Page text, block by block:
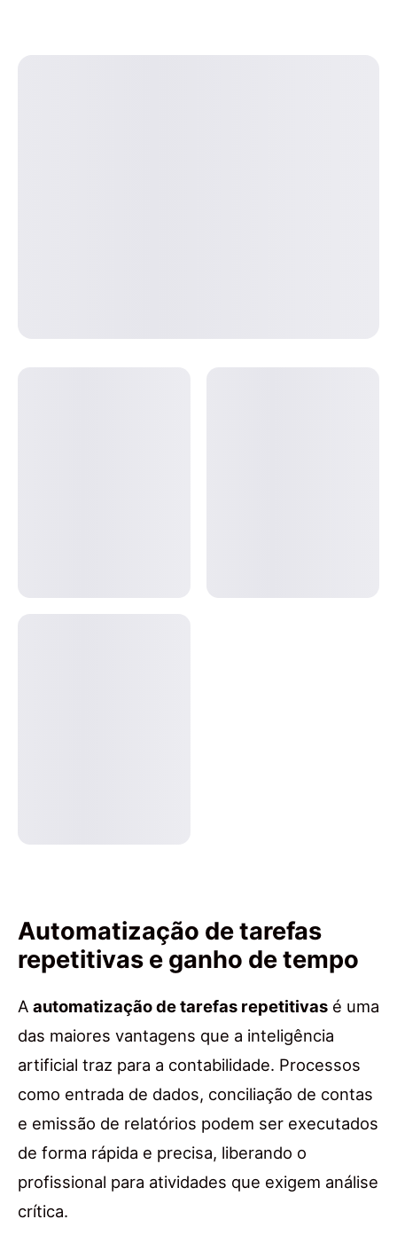
Automatização de tarefas
repetitivas e ganho de tempo
A automatização de tarefas repetitivas é uma
das maiores vantagens que a inteligência
artificial traz para a contabilidade. Processos
como entrada de dados, conciliação de contas
e emissão de relatórios podem ser executados
de forma rápida e precisa, liberando o
profissional para atividades que exigem análise
crítica.